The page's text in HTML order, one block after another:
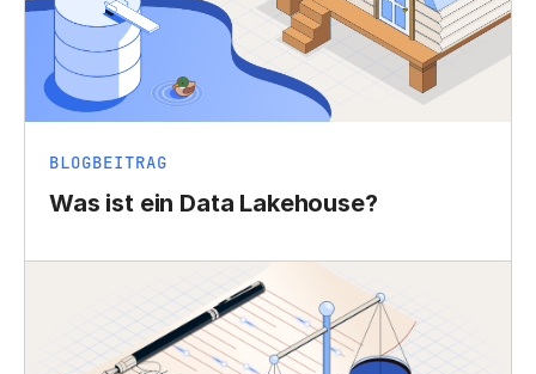
BLOGBEITRAG
Was ist ein Data Lakehouse?